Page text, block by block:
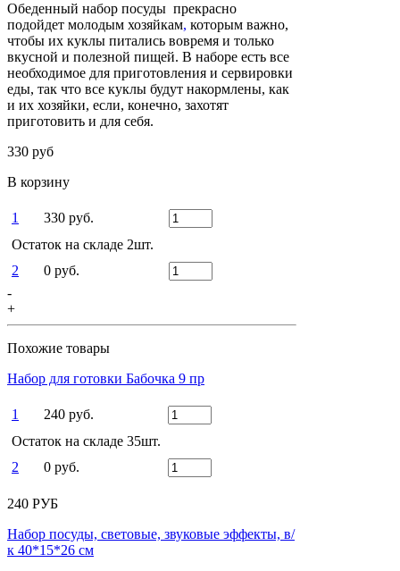
Обеденный набор посуды прекрасно
подойдет молодым хозяйкам, которым важно,
чтобы их куклы питались вовремя и только
вкусной и полезной пищей. В наборе есть все
необходимое для приготовления и сервировки
еды, так что все куклы будут накормлены, как
и их хозяйки, если, конечно, захотят
приготовить и для себя.
330 руб
В корзину
1
330 руб.
Остаток на складе 2шт.
2
0 руб.
-
+
Похожие товары
Набор для готовки Бабочка 9 пр
1
240 руб.
Остаток на складе 35шт.
2
0 руб.
240 РУБ
Набор посуды, световые, звуковые эффекты, в/
к 40*15*26 см